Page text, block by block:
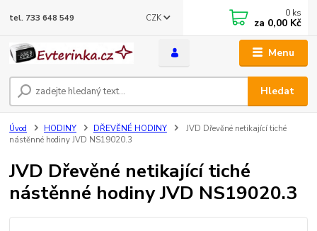
Menu
CZK
Hledat
tel. 733 648 549 0 ks
za 0,00 Kč
Úvod HODINY DŘEVĚNÉ HODINY
JVD Dřevěné netikající tiché
nástěnné hodiny JVD NS19020.3
JVD Dřevěné netikající tiché
nástěnné hodiny JVD NS19020.3